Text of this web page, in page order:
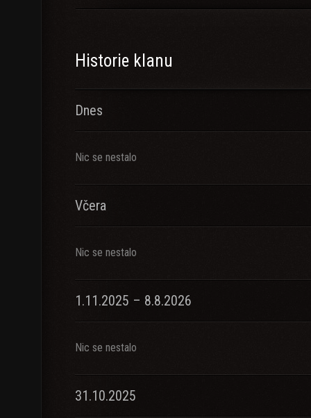
Historie klanu
Dnes
Nic se nestalo
Včera
Nic se nestalo
1.11.2025 – 8.8.2026
Nic se nestalo
31.10.2025